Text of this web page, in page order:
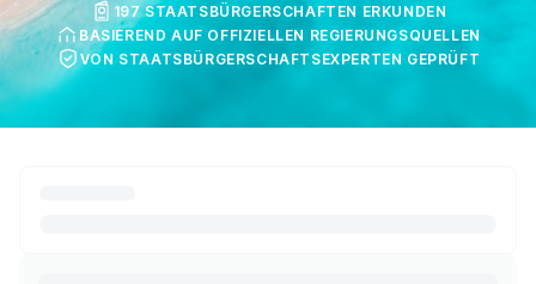
197 STAATSBÜRGERSCHAFTEN ERKUNDEN
BASIEREND AUF OFFIZIELLEN REGIERUNGSQUELLEN
VON STAATSBÜRGERSCHAFTSEXPERTEN GEPRÜFT